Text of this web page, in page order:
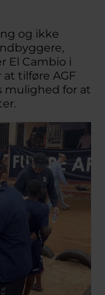
og ikke
El Cambio i
tilføre AGF
mulighed for at